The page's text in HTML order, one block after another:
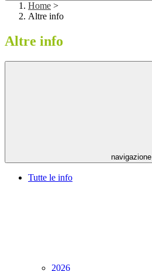
Home >
Altre info
Altre info
navigazione
Tutte le info
2026